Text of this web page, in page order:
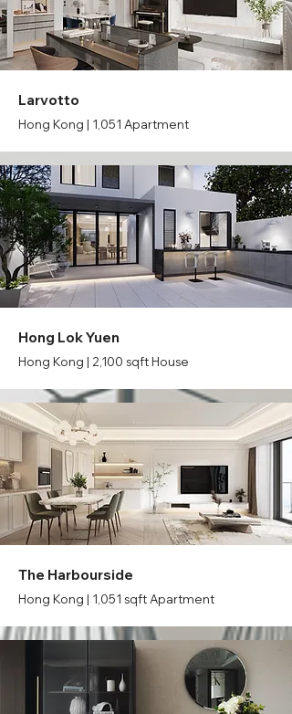
Larvotto
Hong Kong | 1,051 Apartment
Hong Lok Yuen
Hong Kong | 2,100 sqft House
The Harbourside
Hong Kong | 1,051 sqft Apartment